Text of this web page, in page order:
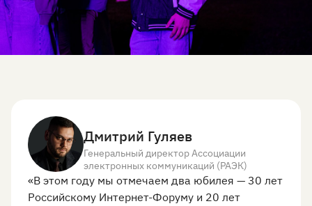
Дмитрий Гуляев
Генеральный директор Ассоциации
электронных коммуникаций (РАЭК)
«В этом году мы отмечаем два юбилея — 30 лет
Российскому Интернет-Форуму и 20 лет